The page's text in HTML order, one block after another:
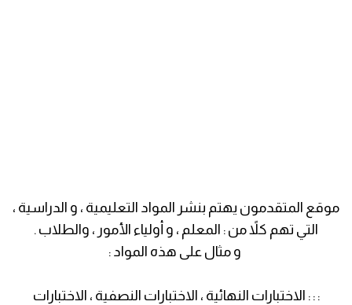
موقع المتقدمون يهتم بنشر المواد التعليمية ، و الدراسية ،
التي تهم كلاً من : المعلم ، و أولياء الأمور ، والطلاب .
و مثال على هذه المواد :
: : : الاختبارات النهائية ، الاختبارات النصفية ، الاختبارات